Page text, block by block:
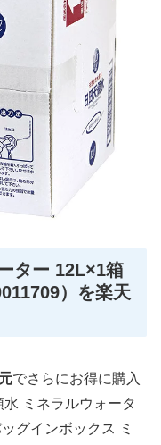
ター 12L×1箱
）を楽天
でさらにお得に購入
ミネラルウォータ
グインボックス ミ